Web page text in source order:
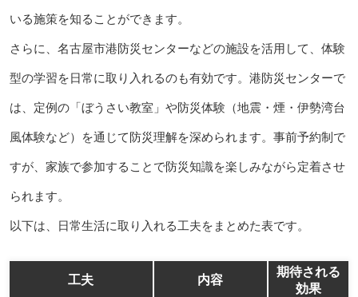
いる施策を知ることができます。
さらに、名古屋市港防災センターなどの施設を活用して、体験
型の学習を日常に取り入れるのも有効です。港防災センターで
は、定例の「ぼうさい教室」や防災体験（地震・煙・伊勢湾台
風体験など）を通じて防災理解を深められます。事前予約制で
すが、家族で参加することで防災知識を楽しみながら定着させ
られます。
以下は、日常生活に取り入れる工夫をまとめた表です。
工夫 内容
期待される
効果